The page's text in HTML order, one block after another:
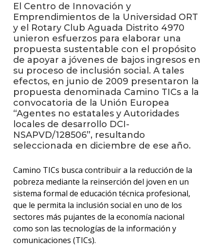
La
Blog
El Centro de Innovación y
Emprendimientos de la Universidad ORT
y el Rotary Club Aguada Distrito 4970
unieron esfuerzos para elaborar una
propuesta sustentable con el propósito
de apoyar a jóvenes de bajos ingresos en
su proceso de inclusión social. A tales
efectos, en junio de 2009 presentaron la
propuesta denominada Camino TICs a la
convocatoria de la Unión Europea
“Agentes no estatales y Autoridades
locales de desarrollo DCI-
NSAPVD/128506”, resultando
seleccionada en diciembre de ese año.
Camino TICs busca contribuir a la reducción de la
pobreza mediante la reinserción del joven en un
sistema formal de educación técnica profesional,
que le permita la inclusión social en uno de los
sectores más pujantes de la economía nacional
como son las tecnologías de la información y
comunicaciones (TICs).